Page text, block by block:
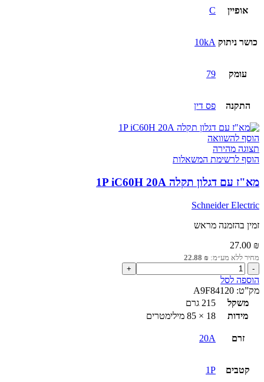
אופיין C
כושר ניתוק 10kA
עומק 79
התקנה פס דין
הוסף להשוואה
תצוגה מהירה
הוסף לרשימת המשאלות
מא"ז עם דגלון תקלה 1P iC60H 20A
Schneider Electric
זמין בהזמנה מראש
27.00 ₪
מחיר ללא מע״מ: 22.88 ₪
כמות
של
מא"ז
עם
דגלון
תקלה
iC60H
הוספה לסל
מק”ט: A9F84120
משקל
215 גרם
מידות
18 × 85 מילימטרים
זרם 20A
קטבים 1P